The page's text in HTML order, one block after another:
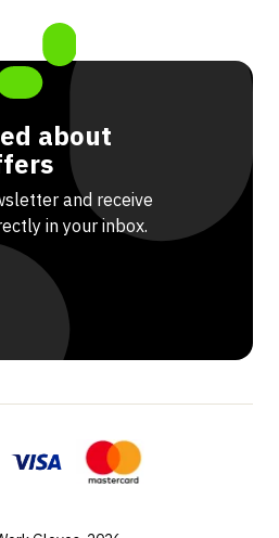
about
and receive
in your inbox.